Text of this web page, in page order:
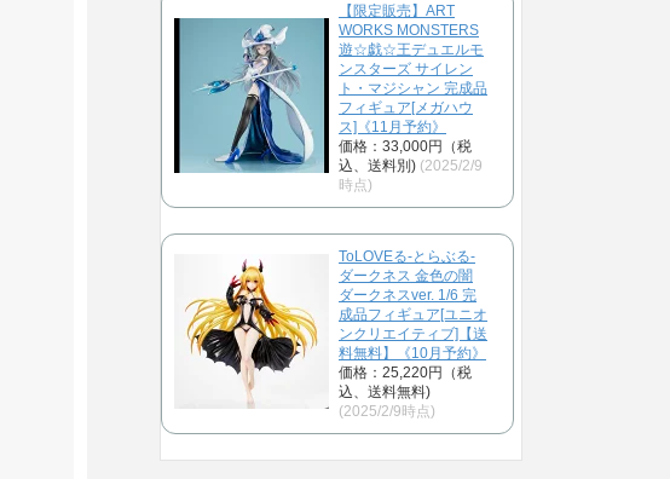
【限定販売】ART
WORKS MONSTERS
遊☆戯☆王デュエルモ
ンスターズ サイレン
ト・マジシャン 完成品
フィギュア[メガハウ
ス]《11月予約》
価格：33,000円（税
込、送料別) (2025/2/9
時点)
ToLOVEる-とらぶる-
ダークネス 金色の闇
ダークネスver. 1/6 完
成品フィギュア[ユニオ
ンクリエイティブ]【送
料無料】《10月予約》
価格：25,220円（税
込、送料無料)
(2025/2/9時点)